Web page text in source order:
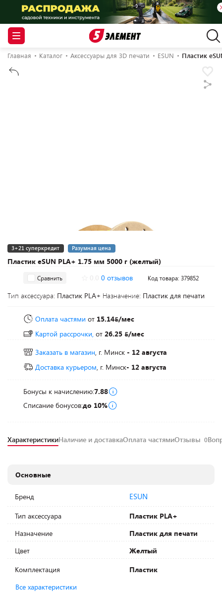
Главная Каталог Аксессуары для 3D печати ESUN Пластик
Пластик eSUN PLA+ 1.75 мм 5000 г (желтый)
3+21 суперкредит Разумная цена
Сравнить 0 отзывов Код товара: 379852
Тип аксессуара: Пластик PLA+ Назначение: Пластик для печати
Оплата частями от 15.14 /мес
Картой рассрочки, от 26.25
/мес
Заказать в магазин, г. Минск - 12 августа
Доставка курьером, г. Минск- 12 августа
Бонусы к начислению:7.88
Списание бонусов:до 10%
ХарактеристикиНаличие и доставкаОплата частямиОтзывы 0
Основные
Бренд ESUN
Тип аксессуара
Пластик PLA+
Назначение
Пластик для печати
Цвет
Желтый
Комплектация
Пластик
Все характеристики